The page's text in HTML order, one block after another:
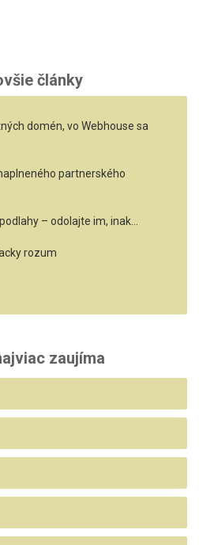
články
domén, vo Webhouse sa
partnerského
– odolajte im, inak…
rozum
zaujíma